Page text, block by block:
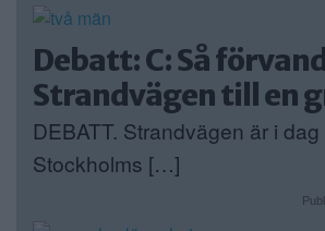
Debatt: C: Så
Strandvägen till en
DEBATT. Strandvägen är i
Stockholms […]